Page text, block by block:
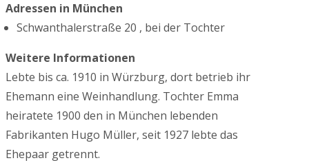
Adressen in München
Schwanthalerstraße 20 , bei der Tochter
Weitere Informationen
Lebte bis ca. 1910 in Würzburg, dort betrieb ihr
Ehemann eine Weinhandlung. Tochter Emma
heiratete 1900 den in München lebenden
Fabrikanten Hugo Müller, seit 1927 lebte das
Ehepaar getrennt.